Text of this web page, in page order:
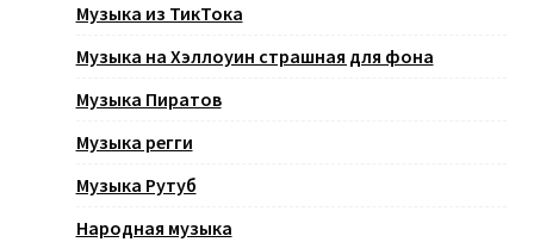
Музыка из ТикТока
Музыка на Хэллоуин страшная для фона
Музыка Пиратов
Музыка регги
Музыка Рутуб
Народная музыка